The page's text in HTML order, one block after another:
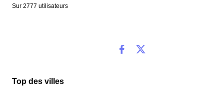
Sur 2777 utilisateurs
Top des villes